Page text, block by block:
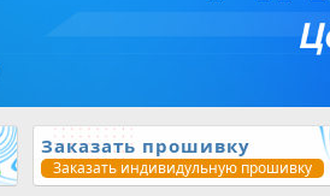
Заказать прошивку
Заказать индивидульную прошивку